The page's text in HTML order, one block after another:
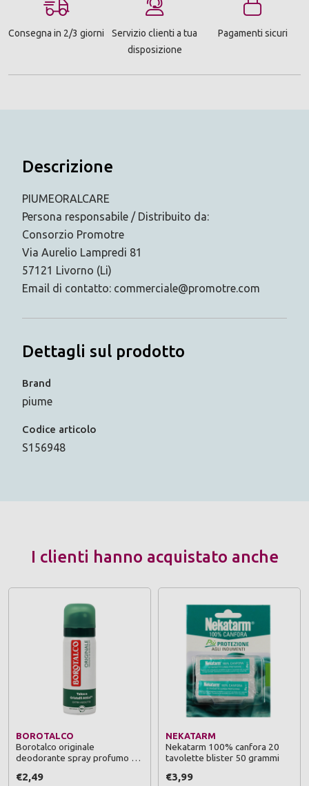
Consegna in 2/3 giorni
Servizio clienti a tua
disposizione
Pagamenti sicuri
Descrizione
PIUMEORALCARE
Persona responsabile / Distribuito da:
Consorzio Promotre
Via Aurelio Lampredi 81
57121 Livorno (Li)
Email di contatto: commerciale@promotre.com
Dettagli sul prodotto
Brand
piume
Codice articolo
S156948
I clienti hanno acquistato anche
BOROTALCO
Borotalco originale
deodorante spray profumo di
€2,49
NEKATARM
Nekatarm 100% canfora 20
tavolette blister 50 grammi
€3,99